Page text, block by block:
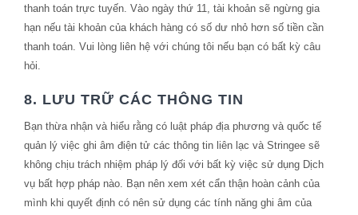
thanh toán trực tuyến. Vào ngày thứ 11, tài khoản sẽ ngừng gia
hạn nếu tài khoản của khách hàng có số dư nhỏ hơn số tiền cần
thanh toán. Vui lòng liên hệ với chúng tôi nếu bạn có bất kỳ câu
hỏi.
8. LƯU TRỮ CÁC THÔNG TIN
Bạn thừa nhận và hiểu rằng có luật pháp địa phương và quốc tế
quản lý việc ghi âm điện tử các thông tin liên lạc và Stringee sẽ
không chịu trách nhiệm pháp lý đối với bất kỳ việc sử dụng Dịch
vụ bất hợp pháp nào. Bạn nên xem xét cẩn thận hoàn cảnh của
mình khi quyết định có nên sử dụng các tính năng ghi âm của